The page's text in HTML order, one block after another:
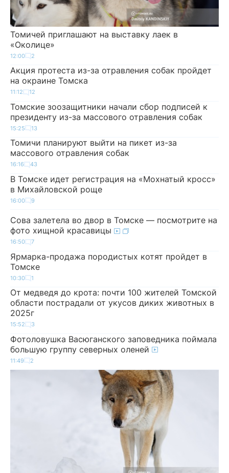
Томичей приглашают на выставку лаек в
«Околице»
12:00 2
Акция протеста из-за отравления собак пройдет
на окраине Томска
11:12 12
Томские зоозащитники начали сбор подписей к
президенту из-за массового отравления собак
15:25 13
Томичи планируют выйти на пикет из-за
массового отравления собак
16:16 43
В Томске идет регистрация на «Мохнатый кросс»
в Михайловской роще
16:00 9
Сова залетела во двор в Томске — посмотрите на
фото хищной красавицы
16:50 7
Ярмарка-продажа породистых котят пройдет в
Томске
10:30 1
От медведя до крота: почти 100 жителей Томской
области пострадали от укусов диких животных в
2025г
15:52 3
Фотоловушка Васюганского заповедника поймала
большую группу северных оленей
11:49 2